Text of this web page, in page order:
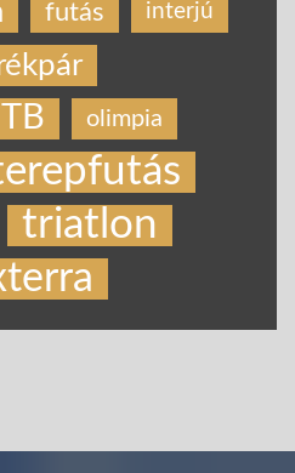
futás interjú
olimpia
triatlon